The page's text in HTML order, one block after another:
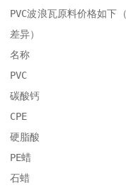
PVC波浪瓦原料价格如下
差异）
名称	                    价格	配方比例
PVC	               6600元/吨	100%
碳酸钙
CPE	                   14000	6%
硬脂酸	                   11000	1%
PE蜡	                   12000	4%
石蜡	                   10000	4%